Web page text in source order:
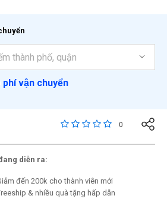
phí vận chuyển
3,1 trên đánh giá của
0
diễn ra:
đến 200k cho thành viên mới
& nhiều quà tặng hấp dẫn